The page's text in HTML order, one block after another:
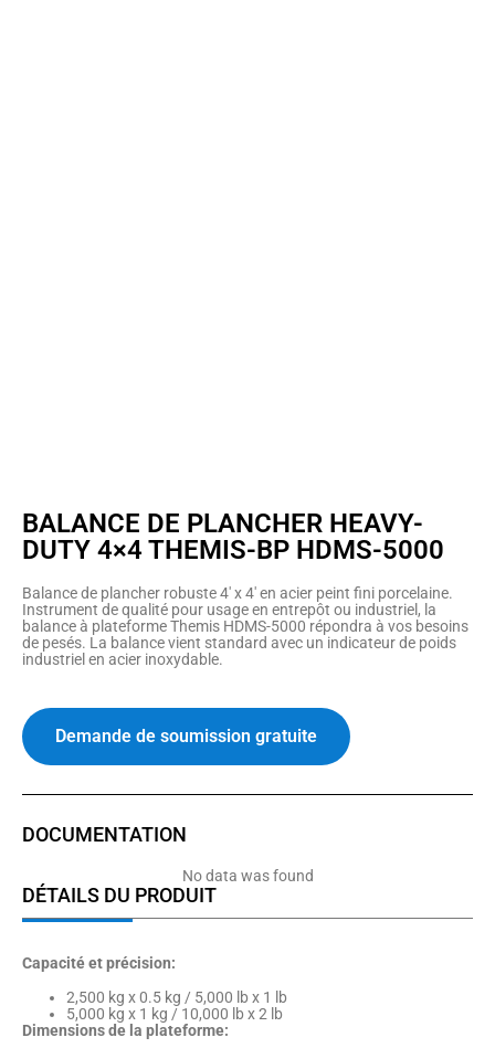
BALANCE DE PLANCHER HEAVY-
DUTY 4×4 THEMIS-BP HDMS-5000
Balance de plancher robuste 4′ x 4′ en acier peint fini porcelaine.
Instrument de qualité pour usage en entrepôt ou industriel, la
balance à plateforme Themis HDMS-5000 répondra à vos besoins
de pesés. La balance vient standard avec un indicateur de poids
industriel en acier inoxydable.
Demande de soumission gratuite
DOCUMENTATION
No data was found
DÉTAILS DU PRODUIT
Capacité et précision:
2,500 kg x 0.5 kg / 5,000 lb x 1 lb
5,000 kg x 1 kg / 10,000 lb x 2 lb
Dimensions de la plateforme: